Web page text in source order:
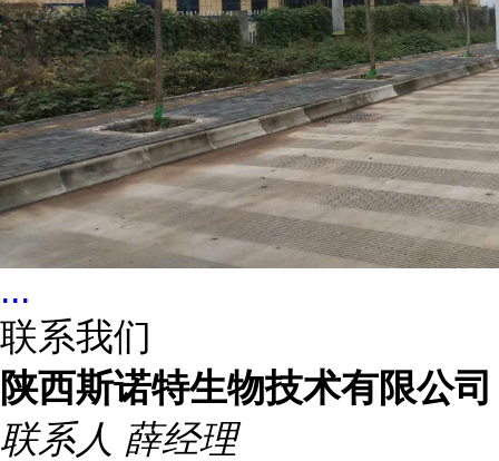
...
联系我们
陕西斯诺特生物技术有限公司
联系人 薛经理